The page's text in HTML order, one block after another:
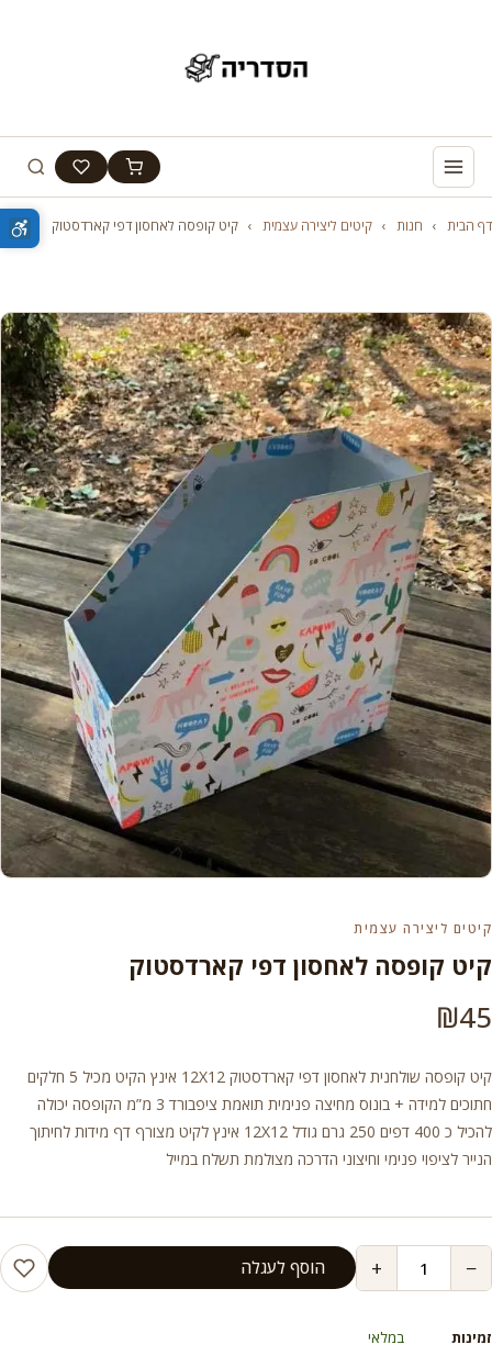
דף הבית › חנות › קיטים ליצירה עצמית › קיט קופסה לאחסון דפי קארדסטוק
קיטים ליצירה עצמית
קיט קופסה לאחסון דפי קארדסטוק
₪45
קיט קופסה שולחנית לאחסון דפי קארדסטוק 12X12 אינץ הקיט מכיל 5 חלקים
חתוכים למידה + בונוס מחיצה פנימית תואמת ציפבורד 3 מ”מ הקופסה יכולה
להכיל כ 400 דפים 250 גרם גודל 12X12 אינץ לקיט מצורף דף מידות לחיתוך
הנייר לציפוי פנימי וחיצוני הדרכה מצולמת תשלח במייל
−
+ הוסף לעגלה
זמינות
במלאי